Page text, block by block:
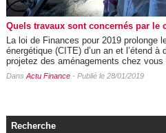
Quels travaux sont concernés par le
La loi de Finances pour 2019 prolonge
énergétique (CITE) d’un an et l’étend
projetez des aménagements chez vous
Dans Actu Finance- Publié le 28/01/2019
Recherche